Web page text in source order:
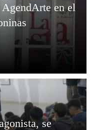
en el
se